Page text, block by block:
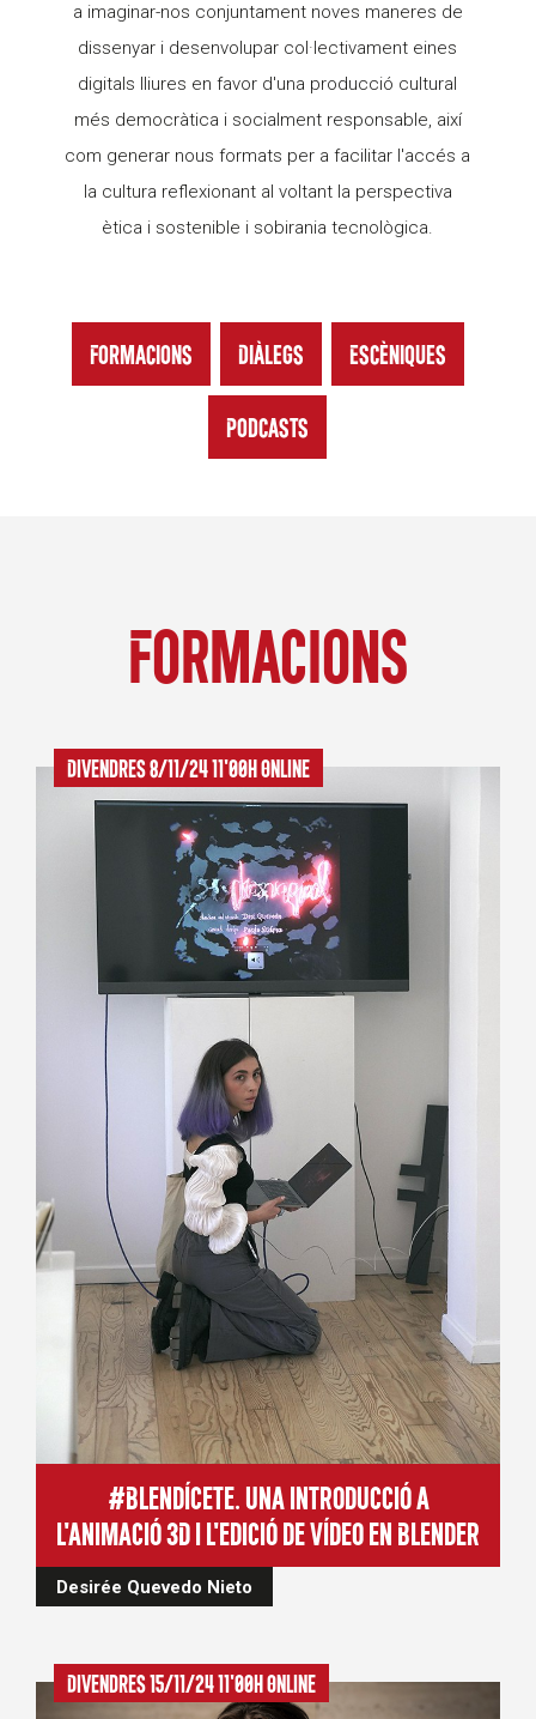
a imaginar-nos conjuntament noves maneres de
dissenyar i desenvolupar col·lectivament eines
digitals lliures en favor d'una producció cultural
més democràtica i socialment responsable, així
com generar nous formats per a facilitar l'accés a
la cultura reflexionant al voltant la perspectiva
ètica i sostenible i sobirania tecnològica.
Formacions Diàlegs Escèniques
Podcasts
Formacions
Divendres 8/11/24 11'00h Online
#Blendícete. Una introducció a
l'animació 3D i l'edició de vídeo en Blender
Desirée Quevedo Nieto
Divendres 15/11/24 11'00h Online